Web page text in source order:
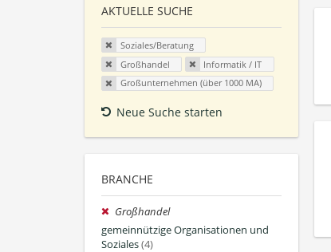
AKTUELLE SUCHE
Soziales/Beratung
Großhandel
Informatik / IT
Großunternehmen (über 1000 MA)
Neue Suche starten
BRANCHE
Großhandel
gemeinnützige Organisationen und
Soziales(4)